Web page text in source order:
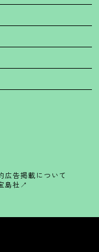
広告掲載について
島社